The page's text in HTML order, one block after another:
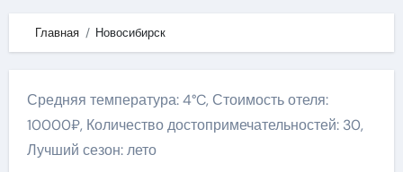
Главная Новосибирск
Средняя температура: 4°C, Стоимость отеля:
10000₽, Количество достопримечательностей: 30,
Лучший сезон: лето